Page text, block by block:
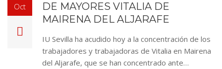
Oct
DE MAYORES VITALIA DE
MAIRENA DEL ALJARAFE
IU Sevilla ha acudido hoy a la concentración de los
trabajadores y trabajadoras de Vitalia en Mairena
del Aljarafe, que se han concentrado ante…